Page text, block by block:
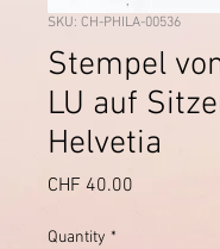
SKU: CH-PHILA-00536
Stempel
LU auf
Helvetia
CHF 40.00
Quantity *